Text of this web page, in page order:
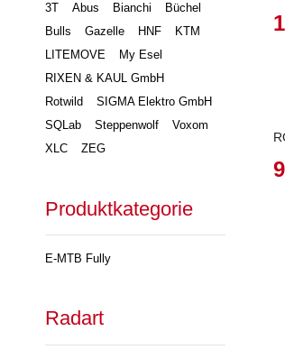
3T Abus Bianchi
Büchel
Bulls
Gazelle HNF
KTM
LITEMOVE
My Esel
RIXEN & KAUL GmbH
Rotwild
SIGMA Elektro GmbH
SQLab
Steppenwolf
Voxom
XLC
ZEG
Produktkategorie
E-MTB Fully
Radart